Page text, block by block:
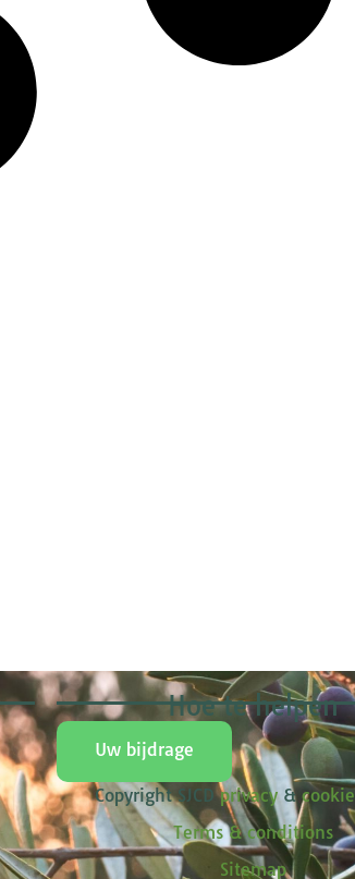
Hoe te helpen
Uw bijdrage
Copyright SJCDprivacy& cookie
Terms & conditions
Sitemap